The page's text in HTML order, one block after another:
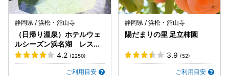
静岡県 / 浜松・舘山寺
（日帰り温泉）ホテルウェ
ルシーズン浜名湖 レスト
ラン るぴなす
4.2 (2250)
ご利用目安
静岡県 / 浜松・舘山寺
陽だまりの里 足立柿園
3.9 (52)
ご利用目安